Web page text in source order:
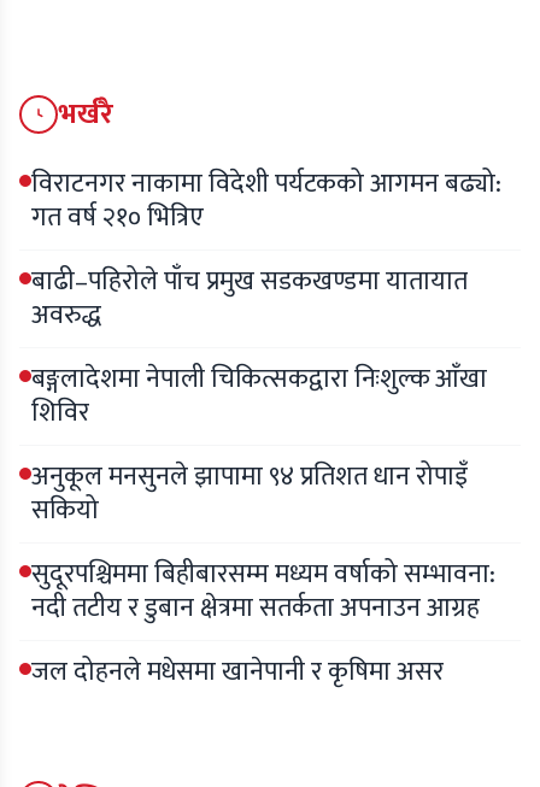
भर्खरै
विराटनगर नाकामा विदेशी पर्यटकको आगमन बढ्यो:
गत वर्ष २१० भित्रिए
बाढी–पहिरोले पाँच प्रमुख सडकखण्डमा यातायात
अवरुद्ध
बङ्गलादेशमा नेपाली चिकित्सकद्वारा निःशुल्क आँखा
शिविर
अनुकूल मनसुनले झापामा ९४ प्रतिशत धान रोपाइँ
सकियो
सुदूरपश्चिममा बिहीबारसम्म मध्यम वर्षाको सम्भावना:
नदी तटीय र डुबान क्षेत्रमा सतर्कता अपनाउन आग्रह
जल दोहनले मधेसमा खानेपानी र कृषिमा असर